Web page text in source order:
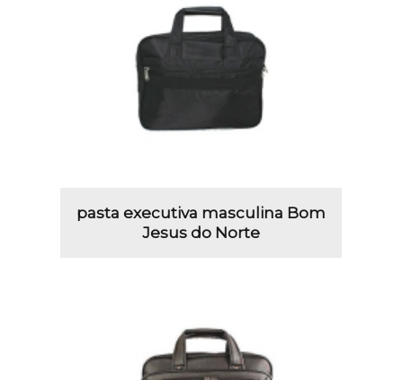
pasta executiva masculina Bom
Jesus do Norte